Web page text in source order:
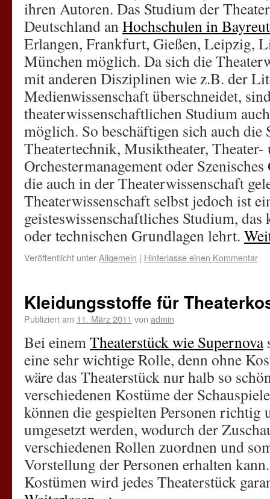
ihren Autoren. Das Studium der
Deutschland anHochschulen in
Erlangen, Frankfurt, Gießen, Leipzig,
München möglich. Da sich die
mit anderen Disziplinen wie z.B. der
Medienwissenschaft überschneidet,
theaterwissenschaftlichen Studium
möglich. So beschäftigen sich auch die
Theatertechnik, Musiktheater, Theater-
Orchestermanagement oder
die auch in der Theaterwissenschaft
Theaterwissenschaft selbst jedoch ist
geisteswissenschaftliches Studium,
oder technischen Grundlagen lehrt.
Veröffentlicht unterAllgemein | Hinterlasse einen Kommentar
Kleidungsstoffe für
Publiziert am 11. März 2011 von admin
Bei einemTheaterstück wie Supernova
eine sehr wichtige Rolle, denn ohne
wäre das Theaterstück nur halb so
verschiedenen Kostüme der
können die gespielten Personen richtig
umgesetzt werden, wodurch der
verschiedenen Rollen zuordnen und
Vorstellung der Personen erhalten
Kostümen wird jedes Theaterstück